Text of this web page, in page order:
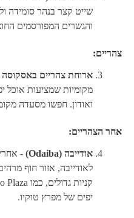
שייט קצר בנהר סומידה
והגשרים המפורסמים
צהריים:
ארוחת צהריים באסקוסה
מקומיות שמציעות אוכל
ואודון. חפשו מסעדה
אחר הצהריים:
אודייבה (Odaiba)
-
לאודייבה, אזור חוף
יפים של מפרץ טוקיו.